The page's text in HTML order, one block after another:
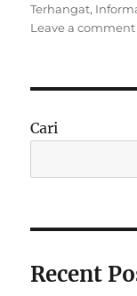
on
Terhangat,
Leave a comment
Cari
Recent